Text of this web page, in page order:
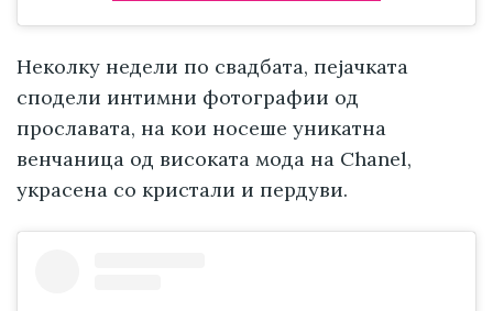
Неколку недели по свадбата, пејачката
сподели интимни фотографии од
прославата, на кои носеше уникатна
венчаница од високата мода на Chanel,
украсена со кристали и пердуви.